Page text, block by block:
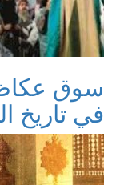
سوق
في تاريخ